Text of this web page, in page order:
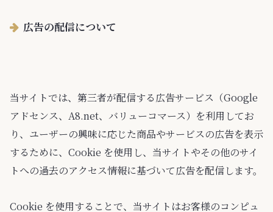
広告の配信について
当サイトでは、第三者が配信する広告サービス（Google
アドセンス、A8.net、バリューコマース）を利用してお
り、ユーザーの興味に応じた商品やサービスの広告を表示
するために、Cookie を使用し、当サイトやその他のサイ
トへの過去のアクセス情報に基づいて広告を配信します。
Cookie を使用することで、当サイトはお客様のコンピュ